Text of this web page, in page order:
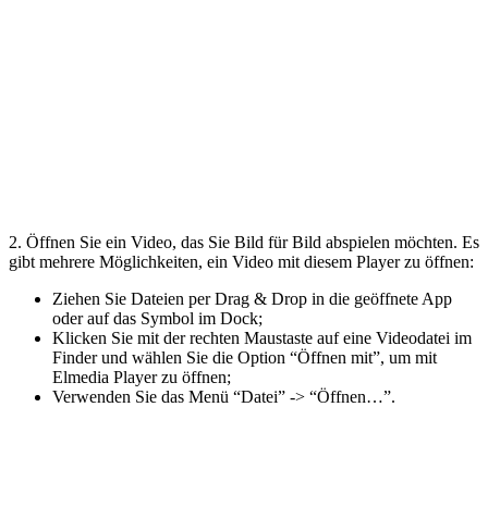
2. Öffnen Sie ein Video, das Sie Bild für Bild abspielen möchten. Es
gibt mehrere Möglichkeiten, ein Video mit diesem Player zu öffnen:
Ziehen Sie Dateien per Drag & Drop in die geöffnete App
oder auf das Symbol im Dock;
Klicken Sie mit der rechten Maustaste auf eine Videodatei im
Finder und wählen Sie die Option “Öffnen mit”, um mit
Elmedia Player zu öffnen;
Verwenden Sie das Menü “Datei” -> “Öffnen…”.